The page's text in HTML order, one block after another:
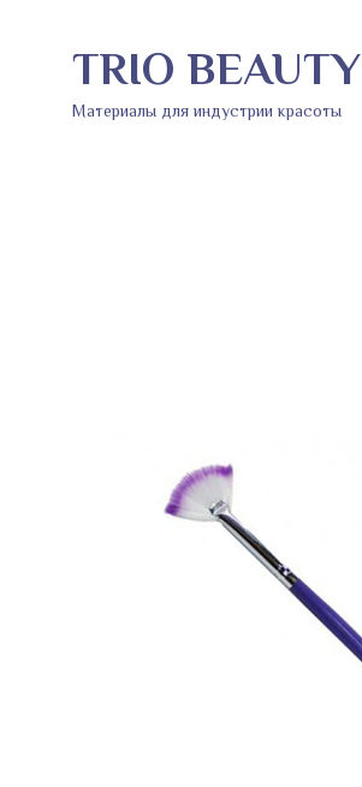
TRIO BEAUTY
Материалы для индустрии красоты